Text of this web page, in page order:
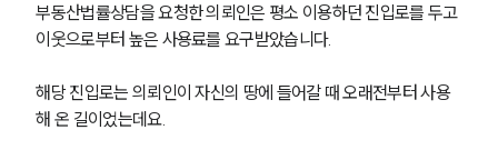
부동산법률상담을 요청한 의뢰인은 평소 이용하던 진입로를 두고
이웃으로부터 높은 사용료를 요구받았습니다.
해당 진입로는 의뢰인이 자신의 땅에 들어갈 때 오래전부터 사용
해 온 길이었는데요.